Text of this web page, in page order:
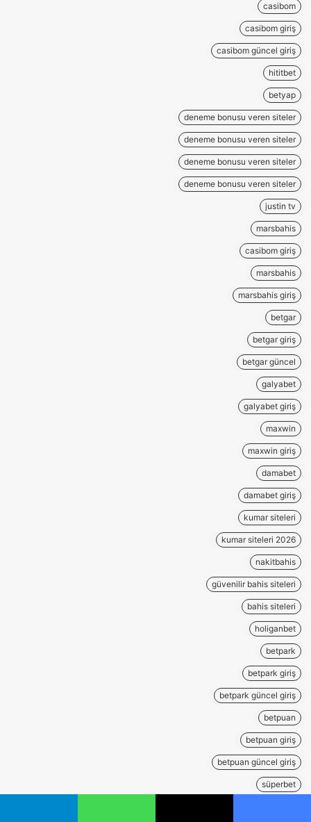
casibom
casibom giriş
casibom güncel giriş
hititbet
betyap
deneme bonusu veren siteler
deneme bonusu veren siteler
deneme bonusu veren siteler
deneme bonusu veren siteler
justin tv
marsbahis
casibom giriş
marsbahis
marsbahis giriş
betgar
betgar giriş
betgar güncel
galyabet
galyabet giriş
maxwin
maxwin giriş
damabet
damabet giriş
kumar siteleri
kumar siteleri 2026
nakitbahis
güvenilir bahis siteleri
bahis siteleri
holiganbet
betpark
betpark giriş
betpark güncel giriş
betpuan
betpuan giriş
betpuan güncel giriş
süperbet